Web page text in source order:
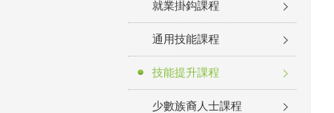
就業掛鈎課程
通用技能課程
技能提升課程
少數族裔人士課程